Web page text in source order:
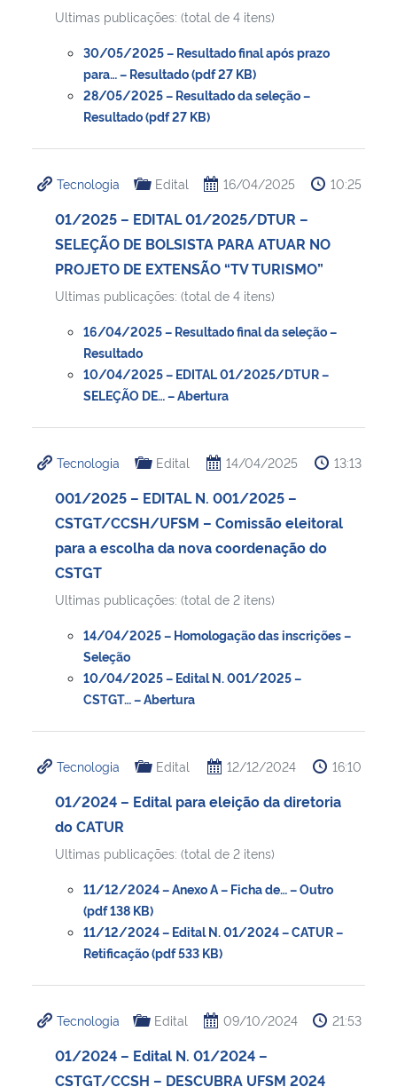
Ultimas publicações: (total de 4 itens)
30/05/2025 – Resultado final após prazo
para… – Resultado (pdf 27 KB)
28/05/2025 – Resultado da seleção –
Resultado (pdf 27 KB)
Tecnologia Edital 16/04/2025 10:25
01/2025 – EDITAL 01/2025/DTUR –
SELEÇÃO DE BOLSISTA PARA ATUAR NO
PROJETO DE EXTENSÃO “TV TURISMO”
Ultimas publicações: (total de 4 itens)
16/04/2025 – Resultado final da seleção –
Resultado
10/04/2025 – EDITAL 01/2025/DTUR –
SELEÇÃO DE… – Abertura
Tecnologia Edital 14/04/2025 13:13
001/2025 – EDITAL N. 001/2025 –
CSTGT/CCSH/UFSM – Comissão eleitoral
para a escolha da nova coordenação do
CSTGT
Ultimas publicações: (total de 2 itens)
14/04/2025 – Homologação das inscrições –
Seleção
10/04/2025 – Edital N. 001/2025 –
CSTGT… – Abertura
Tecnologia Edital 12/12/2024 16:10
01/2024 – Edital para eleição da diretoria
do CATUR
Ultimas publicações: (total de 2 itens)
11/12/2024 – Anexo A – Ficha de… – Outro
(pdf 138 KB)
11/12/2024 – Edital N. 01/2024 – CATUR –
Retificação (pdf 533 KB)
Tecnologia Edital 09/10/2024 21:53
01/2024 – Edital N. 01/2024 –
CSTGT/CCSH – DESCUBRA UFSM 2024